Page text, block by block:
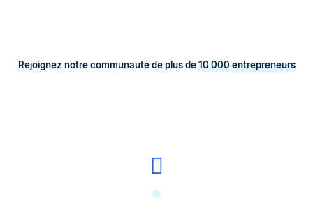
Rejoignez notre communauté de plus de10 000 entrepreneurs